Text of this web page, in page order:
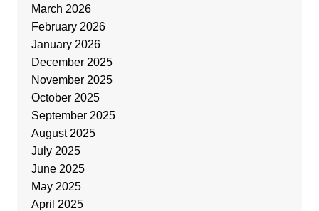
March 2026
February 2026
January 2026
December 2025
November 2025
October 2025
September 2025
August 2025
July 2025
June 2025
May 2025
April 2025